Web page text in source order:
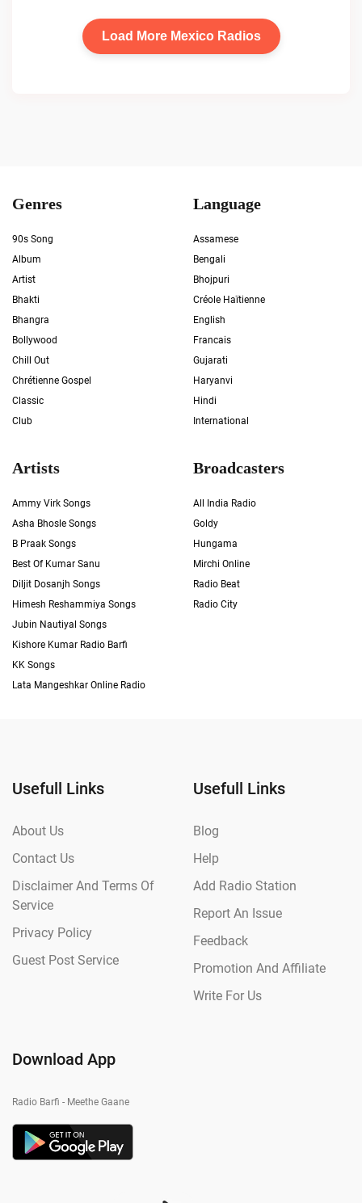
Load More Mexico Radios
Genres
90s Song
Album
Artist
Bhakti
Bhangra
Bollywood
Chill Out
Chrétienne Gospel
Classic
Club
Language
Assamese
Bengali
Bhojpuri
Créole Haïtienne
English
Francais
Gujarati
Haryanvi
Hindi
International
Artists
Ammy Virk Songs
Asha Bhosle Songs
B Praak Songs
Best Of Kumar Sanu
Diljit Dosanjh Songs
Himesh Reshammiya Songs
Jubin Nautiyal Songs
Kishore Kumar Radio Barfi
KK Songs
Lata Mangeshkar Online Radio
Broadcasters
All India Radio
Goldy
Hungama
Mirchi Online
Radio Beat
Radio City
Usefull Links
About Us
Contact Us
Disclaimer And Terms Of
Service
Privacy Policy
Guest Post Service
Usefull Links
Blog
Help
Add Radio Station
Report An Issue
Feedback
Promotion And Affiliate
Write For Us
Download App
Radio Barfi - Meethe Gaane